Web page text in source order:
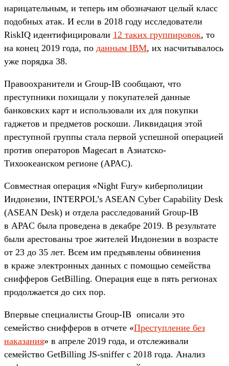
нарицательным, и теперь им обозначают целый класс
подобных атак. И если в 2018 году исследователи
RiskIQ идентифицировали 12 таких группировок, то
на конец 2019 года, по данным IBM, их насчитывалось
уже порядка 38.
Правоохранители и Group-IB сообщают, что
преступники похищали у покупателей данные
банковских карт и использовали их для покупки
гаджетов и предметов роскоши. Ликвидация этой
преступной группы стала первой успешной операцией
против операторов Magecart в Азиатско-
Тихоокеанском регионе (APAC).
Совместная операция «Night Fury» киберполиции
Индонезии, INTERPOL’s ASEAN Cyber Capability Desk
(ASEAN Desk) и отдела расследований Group-IB
в APAC была проведена в декабре 2019. В результате
были арестованы трое жителей Индонезии в возрасте
от 23 до 35 лет. Всем им предъявлены обвинения
в краже электронных данных с помощью семейства
снифферов GetBilling. Операция еще в пять регионах
продолжается до сих пор.
Впервые специалисты Group-IB описали это
семейство снифферов в отчете «Преступление без
наказания» в апреле 2019 года, и отслеживали
семейство GetBilling JS-sniffer с 2018 года. Анализ